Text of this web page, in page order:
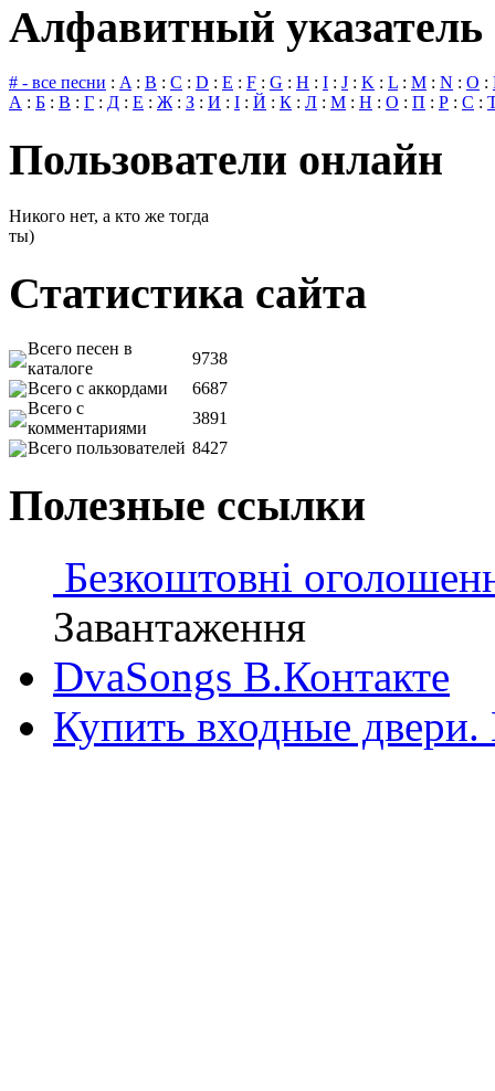
Алфавитный указатель
# - все песни : A : B : C : D : E : F : G : H : I : J : K : L : M : N : O :
А : Б : В : Г : Д : Е : Ж : З : И : І : Й : К : Л : М : Н : О : П : Р : С :
Пользователи онлайн
Никого нет, а кто же тогда
ты)
Статистика сайта
Всего песен в
каталоге
9738
Всего с аккордами
6687
Всего с
комментариями
3891
Всего пользователей 8427
Полезные ссылки
Безкоштовні
Завантаження
DvaSongs В.Контакте
Купить входные двери.